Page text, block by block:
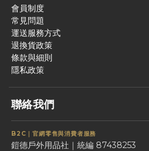
會員制度
常見問題
運送服務方式
退換貨政策
條款與細則
隱私政策
聯絡我們
B2C｜官網零售與消費者服務
鎧德戶外用品社｜統編 87438253